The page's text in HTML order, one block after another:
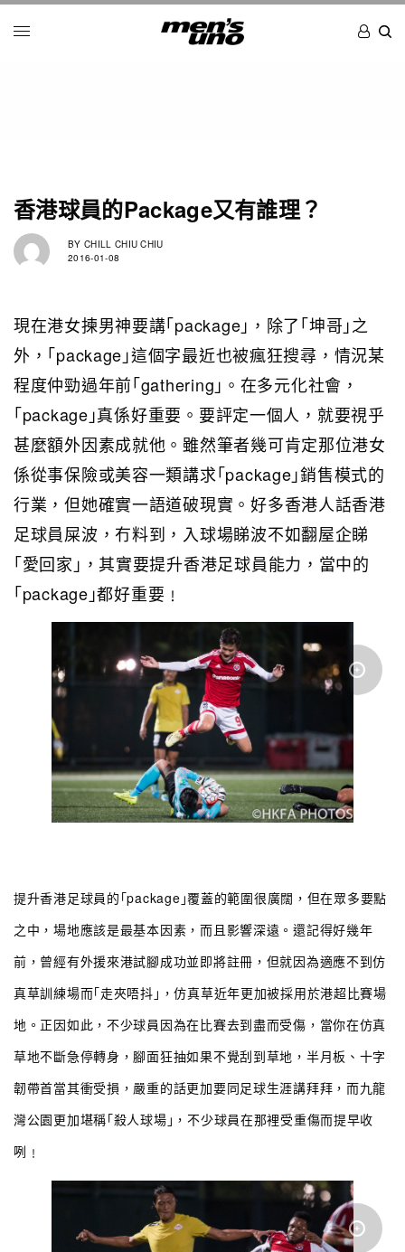
香港球員的Package又有誰理？
BY CHILL CHIU CHIU
2016-01-08
現在港女揀男神要講｢package｣，除了｢坤哥｣之
外，｢package｣這個字最近也被瘋狂搜尋，情況某
程度仲勁過年前｢gathering｣。在多元化社會，
｢package｣真係好重要。要評定一個人，就要視乎
甚麼額外因素成就他。雖然筆者幾可肯定那位港女
係從事保險或美容一類講求｢package｣銷售模式的
行業，但她確實一語道破現實。好多香港人話香港
足球員屎波，冇料到，入球場睇波不如翻屋企睇
｢愛回家｣，其實要提升香港足球員能力，當中的
｢package｣都好重要﹗
提升香港足球員的｢package｣覆蓋的範圍很廣闊，但在眾多要點
之中，場地應該是最基本因素，而且影響深遠。還記得好幾年
前，曾經有外援來港試腳成功並即將註冊，但就因為適應不到仿
真草訓練場而｢走夾唔抖｣，仿真草近年更加被採用於港超比賽場
地。正因如此，不少球員因為在比賽去到盡而受傷，當你在仿真
草地不斷急停轉身，腳面狂抽如果不覺刮到草地，半月板、十字
韌帶首當其衝受損，嚴重的話更加要同足球生涯講拜拜，而九龍
灣公園更加堪稱｢殺人球場｣，不少球員在那裡受重傷而提早收
咧﹗